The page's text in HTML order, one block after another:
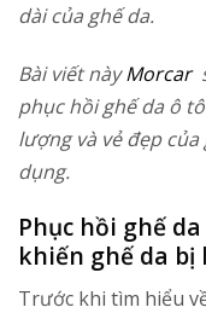
dài của ghế da.
Bài viết nàyMorcar
phục hồi ghế da ô
lượng và vẻ đẹp
dụng.
Phục hồi ghế
khiến ghế da bị
Trước khi tìm hiểu